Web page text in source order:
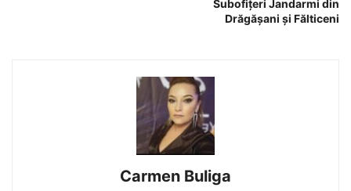
Subofițeri Jandarmi din
Drăgășani și Fălticeni
Carmen Buliga